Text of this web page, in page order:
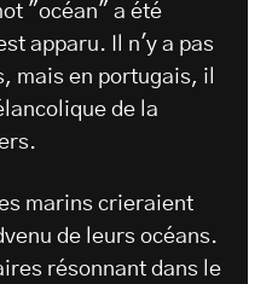
"océan" a été
apparu. Il n'y a pas
mais en portugais, il
de la
marins crieraient
de leurs océans.
résonnant dans le